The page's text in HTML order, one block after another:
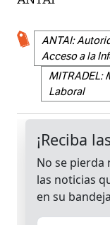
ANTAI:
Acceso a la
MITRADEL:
Laboral